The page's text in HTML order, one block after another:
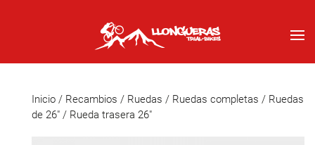
Inicio / Recambios / Ruedas / Ruedas completas / Ruedas
de 26" / Rueda trasera 26″